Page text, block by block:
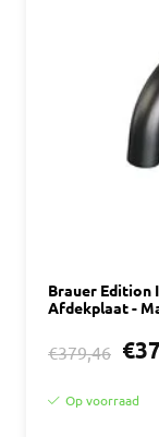
Brauer Edition
Afdekplaat -
€379,46
Op voorraad